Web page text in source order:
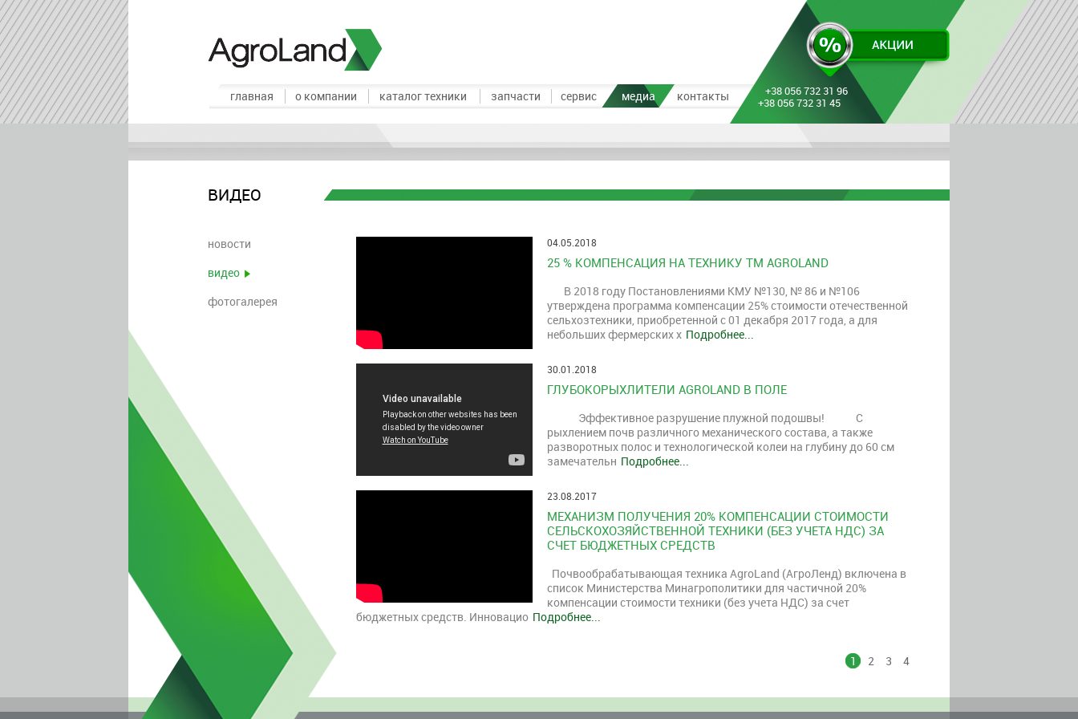
главная о компании каталог техники запчасти сервис медиа контакты
+38 056 732 31 96
+38 056 732 31 45
ВИДЕО
новости
видео
фотогалерея
04.05.2018
25 % КОМПЕНСАЦИЯ НА ТЕХНИКУ ТМ АGROLAND
В 2018 году Постановлениями КМУ №130, № 86 и №106
утверждена программа компенсации 25% стоимости отечественной
сельхозтехники, приобретенной с 01 декабря 2017 года, а для
небольших фермерских х Подробнее...
30.01.2018
ГЛУБОКОРЫХЛИТЕЛИ AGROLAND В ПОЛЕ
Эффективное разрушение плужной подошвы! С
рыхлением почв различного механического состава, а также
разворотных полос и технологической колеи на глубину до 60 см
замечательн Подробнее...
23.08.2017
МЕХАНИЗМ ПОЛУЧЕНИЯ 20% КОМПЕНСАЦИИ СТОИМОСТИ
СЕЛЬСКОХОЗЯЙСТВЕННОЙ ТЕХНИКИ (БЕЗ УЧЕТА НДС) ЗА
СЧЕТ БЮДЖЕТНЫХ СРЕДСТВ
Почвообрабатывающая техника AgroLand (АгроЛенд) включена в
список Министерства Минагрополитики для частичной 20%
компенсации стоимости техники (без учета НДС) за счет
бюджетных средств. Инновацио Подробнее...
1 2 3 4